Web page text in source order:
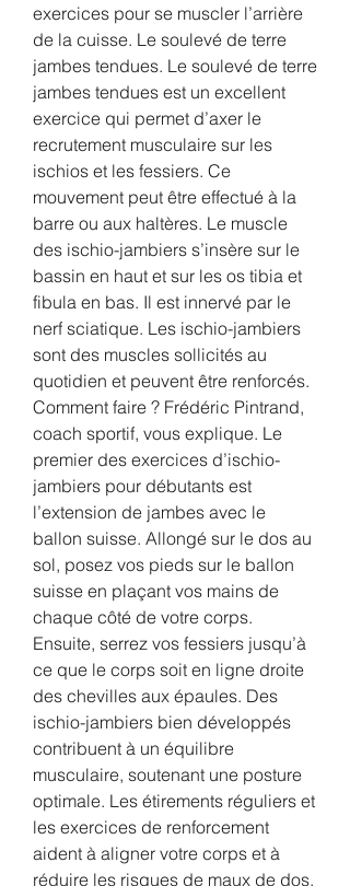
exercices pour se muscler l’arrière
de la cuisse. Le soulevé de terre
jambes tendues. Le soulevé de terre
jambes tendues est un excellent
exercice qui permet d’axer le
recrutement musculaire sur les
ischios et les fessiers. Ce
mouvement peut être effectué à la
barre ou aux haltères. Le muscle
des ischio-jambiers s’insère sur le
bassin en haut et sur les os tibia et
fibula en bas. Il est innervé par le
nerf sciatique. Les ischio-jambiers
sont des muscles sollicités au
quotidien et peuvent être renforcés.
Comment faire ? Frédéric Pintrand,
coach sportif, vous explique. Le
premier des exercices d’ischio-
jambiers pour débutants est
l’extension de jambes avec le
ballon suisse. Allongé sur le dos au
sol, posez vos pieds sur le ballon
suisse en plaçant vos mains de
chaque côté de votre corps.
Ensuite, serrez vos fessiers jusqu’à
ce que le corps soit en ligne droite
des chevilles aux épaules. Des
ischio-jambiers bien développés
contribuent à un équilibre
musculaire, soutenant une posture
optimale. Les étirements réguliers et
les exercices de renforcement
aident à aligner votre corps et à